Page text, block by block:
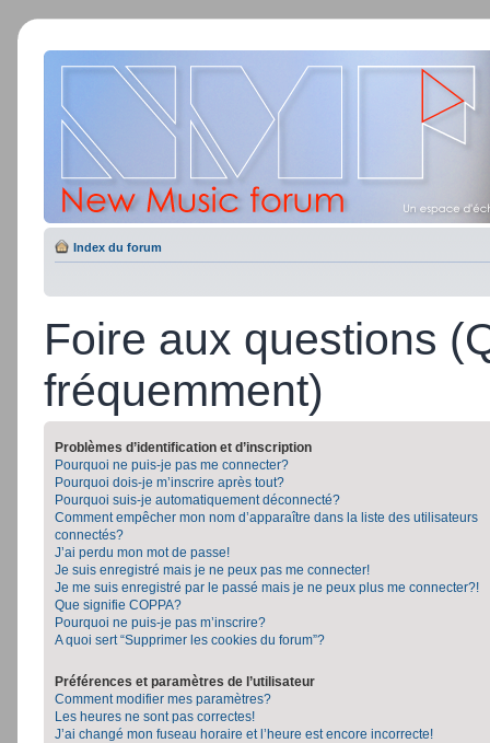
Index du forum
Foire aux questions
fréquemment)
Problèmes d’identification et d’inscription
Pourquoi ne puis-je pas me connecter?
Pourquoi dois-je m’inscrire après tout?
Pourquoi suis-je automatiquement déconnecté?
Comment empêcher mon nom d’apparaître dans la liste des utilisateurs
connectés?
J’ai perdu mon mot de passe!
Je suis enregistré mais je ne peux pas me connecter!
Je me suis enregistré par le passé mais je ne peux plus me connecter?!
Que signifie COPPA?
Pourquoi ne puis-je pas m’inscrire?
A quoi sert “Supprimer les cookies du forum”?
Préférences et paramètres de l’utilisateur
Comment modifier mes paramètres?
Les heures ne sont pas correctes!
J’ai changé mon fuseau horaire et l’heure est encore incorrecte!